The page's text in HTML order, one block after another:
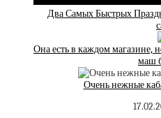
Два Самых Быстрых
Она есть в каждом магазине,
маш
Очень нежные